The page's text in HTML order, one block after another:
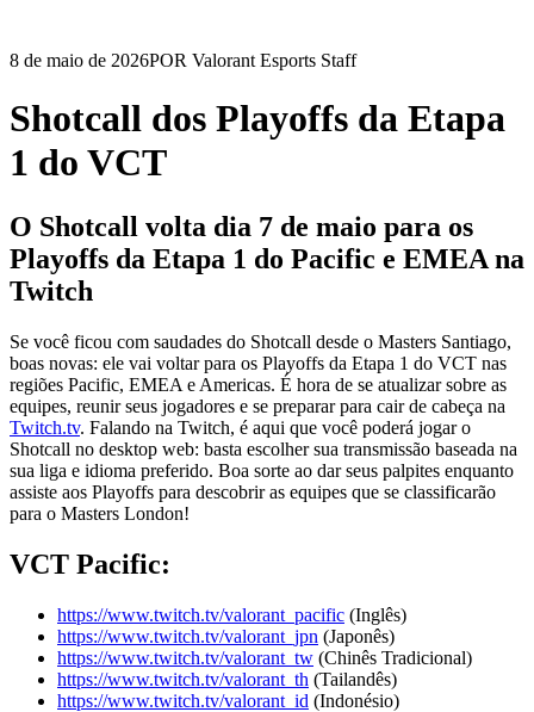
8 de maio de 2026POR Valorant Esports Staff
Shotcall dos Playoffs da Etapa
1 do VCT
O Shotcall volta dia 7 de maio para os
Playoffs da Etapa 1 do Pacific e EMEA na
Twitch
Se você ficou com saudades do Shotcall desde o Masters Santiago,
boas novas: ele vai voltar para os Playoffs da Etapa 1 do VCT nas
regiões Pacific, EMEA e Americas. É hora de se atualizar sobre as
equipes, reunir seus jogadores e se preparar para cair de cabeça na
Twitch.tv. Falando na Twitch, é aqui que você poderá jogar o
Shotcall no desktop web: basta escolher sua transmissão baseada na
sua liga e idioma preferido. Boa sorte ao dar seus palpites enquanto
assiste aos Playoffs para descobrir as equipes que se classificarão
para o Masters London!
VCT Pacific:
https://www.twitch.tv/valorant_pacific (Inglês)
https://www.twitch.tv/valorant_jpn (Japonês)
https://www.twitch.tv/valorant_tw (Chinês Tradicional)
https://www.twitch.tv/valorant_th (Tailandês)
https://www.twitch.tv/valorant_id (Indonésio)